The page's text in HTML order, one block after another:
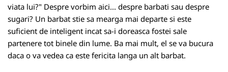
viata lui?" Despre vorbim aici... despre barbati sau despre
sugari? Un barbat stie sa mearga mai departe si este
suficient de inteligent incat sa-i doreasca fostei sale
partenere tot binele din lume. Ba mai mult, el se va bucura
daca o va vedea ca este fericita langa un alt barbat.